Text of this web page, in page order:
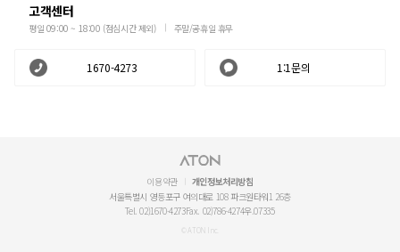
고객센터
평일 09:00 ~ 18:00 (점심시간 제외) 주말/공휴일 휴무
1670-4273 1:1문의
이용약관
개인정보처리방침
서울특별시 영등포구 여의대로 108 파크원타워1 26층
Tel. 02)1670-4273Fax. 02)786-4274우.07335
© ATON Inc.